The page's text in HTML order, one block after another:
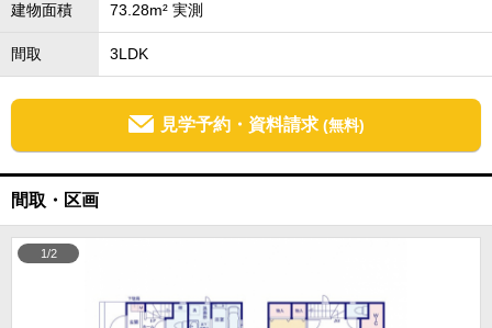
建物面積 73.28m² 実測
間取 3LDK
見学予約・資料請求 (無料)
間取・区画
1/2